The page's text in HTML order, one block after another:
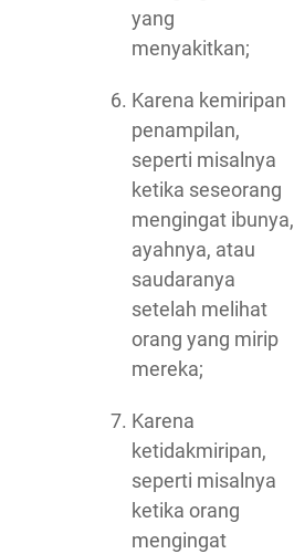
yang
menyakitkan;
Karena kemiripan
penampilan,
seperti misalnya
ketika seseorang
mengingat ibunya,
ayahnya, atau
saudaranya
setelah melihat
orang yang mirip
mereka;
Karena
ketidakmiripan,
seperti misalnya
ketika orang
mengingat